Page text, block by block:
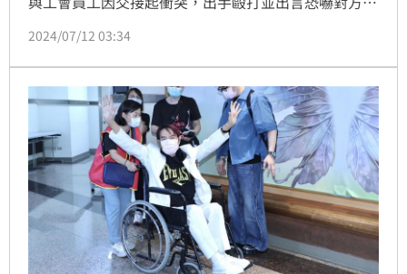
徒刑2月、依恐嚇罪判他拘役50日，都可易科罰金可上
2024/07/12 03:34